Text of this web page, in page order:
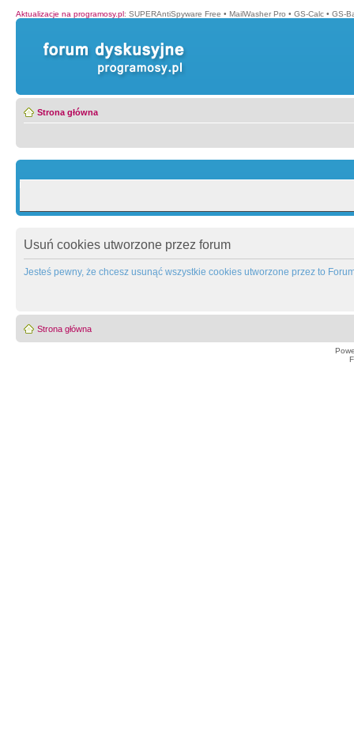
Aktualizacje na programosy.pl: SUPERAntiSpyware Free • MailWasher Pro • GS-Calc • GS-
Strona główna
Usuń cookies utworzone przez forum
Jesteś pewny, że chcesz usunąć wszystkie cookies utworzone przez to
Strona główna